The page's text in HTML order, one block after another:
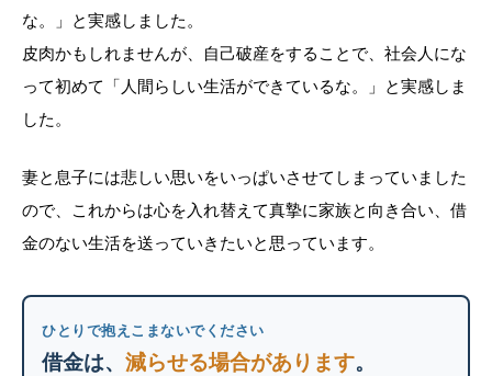
な。」と実感しました。
皮肉かもしれませんが、自己破産をすることで、社会人にな
って初めて「人間らしい生活ができているな。」と実感しま
した。
妻と息子には悲しい思いをいっぱいさせてしまっていました
ので、これからは心を入れ替えて真摯に家族と向き合い、借
金のない生活を送っていきたいと思っています。
ひとりで抱えこまないでください
借金は、 減らせる場合があります。